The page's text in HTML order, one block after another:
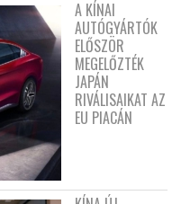
A KÍNAI
AUTÓGYÁRTÓK
ELŐSZÖR
MEGELŐZTÉK
JAPÁN
RIVÁLISAIKAT AZ
EU PIACÁN